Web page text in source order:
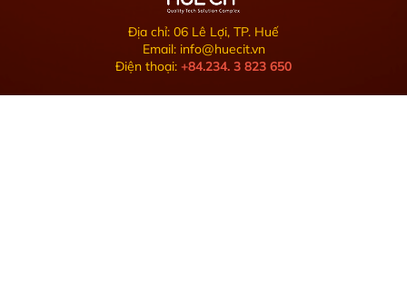
Địa chỉ: 06 Lê Lợi, TP. Huế
Email: info@huecit.vn
Điện thoại: +84.234. 3 823 650